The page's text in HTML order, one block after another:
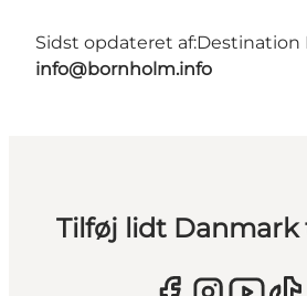
Sidst opdateret af:Destination
info@bornholm.info
Tilføj lidt